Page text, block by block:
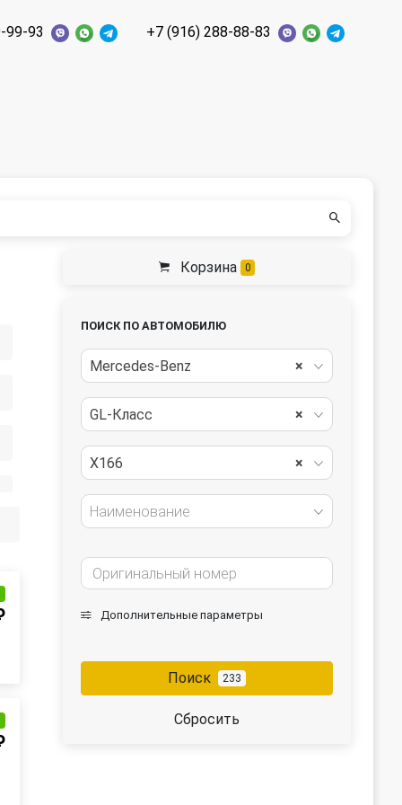
99-93 +7 (916) 288-88-83
Корзина 0
ПОИСК ПО АВТОМОБИЛЮ
×
Mercedes-Benz
×
GL-Класс
×
X166
Наименование
Дополнительные параметры
Поиск 233
Сбросить